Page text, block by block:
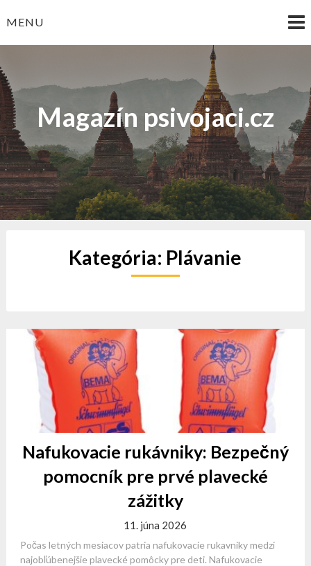
toMENU
Magazín psivojaci.cz
Kategória: Plávanie
Nafukovacie rukávniky: Bezpečný
pomocník pre prvé plavecké
zážitky
11. júna 2026
Počas letných mesiacov patria nafukovacie rukavniky medzi
najobľúbenejšie plavecké pomôcky pre deti. Nafukovacie